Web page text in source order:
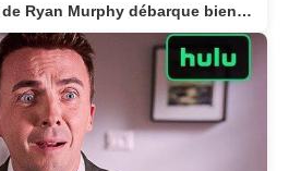
The Shards : le thriller de Ryan Murphy débarque bientôt sur Disney+